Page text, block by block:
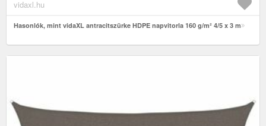
vidaxl.hu
Hasonlók, mint vidaXL antracitszürke HDPE napvitorla 160 g/m² 4/5 x 3 m